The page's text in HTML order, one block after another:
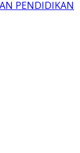
PENDIDIKAN